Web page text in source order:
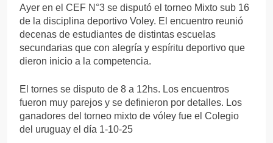
Ayer en el CEF N°3 se disputó el torneo Mixto sub 16
de la disciplina deportivo Voley. El encuentro reunió
decenas de estudiantes de distintas escuelas
secundarias que con alegría y espíritu deportivo que
dieron inicio a la competencia.
El tornes se disputo de 8 a 12hs. Los encuentros
fueron muy parejos y se definieron por detalles. Los
ganadores del torneo mixto de vóley fue el Colegio
del uruguay el día 1-10-25